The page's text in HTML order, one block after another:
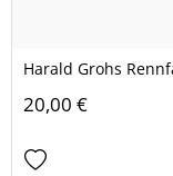
Harald Grohs
20,00 €